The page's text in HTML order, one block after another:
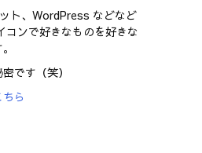
ト、WordPress などなど
コンで好きなものを好きな
です（笑）
ちら